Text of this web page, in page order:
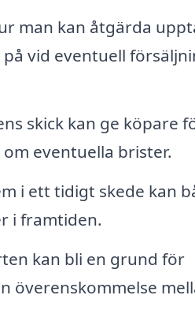
man kan åtgärda
vid eventuell
skick kan ge köpare
eventuella brister.
i ett tidigt skede kan
i framtiden.
kan bli en grund för
överenskommelse